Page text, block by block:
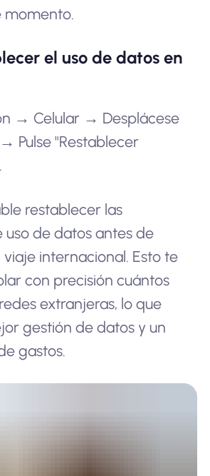
momento.
el uso de datos en
→ Celular → Desplácese
Pulse "Restablecer
restablecer las
uso de datos antes de
internacional. Esto te
con precisión cuántos
extranjeras, lo que
gestión de datos y un
gastos.